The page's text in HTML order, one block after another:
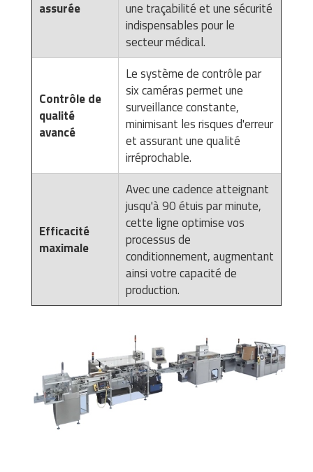
assurée
une traçabilité et une sécurité
indispensables pour le
secteur médical.
Contrôle de
qualité
avancé
Le système de contrôle par
six caméras permet une
surveillance constante,
minimisant les risques d'erreur
et assurant une qualité
irréprochable.
Efficacité
maximale
Avec une cadence atteignant
jusqu'à 90 étuis par minute,
cette ligne optimise vos
processus de
conditionnement, augmentant
ainsi votre capacité de
production.